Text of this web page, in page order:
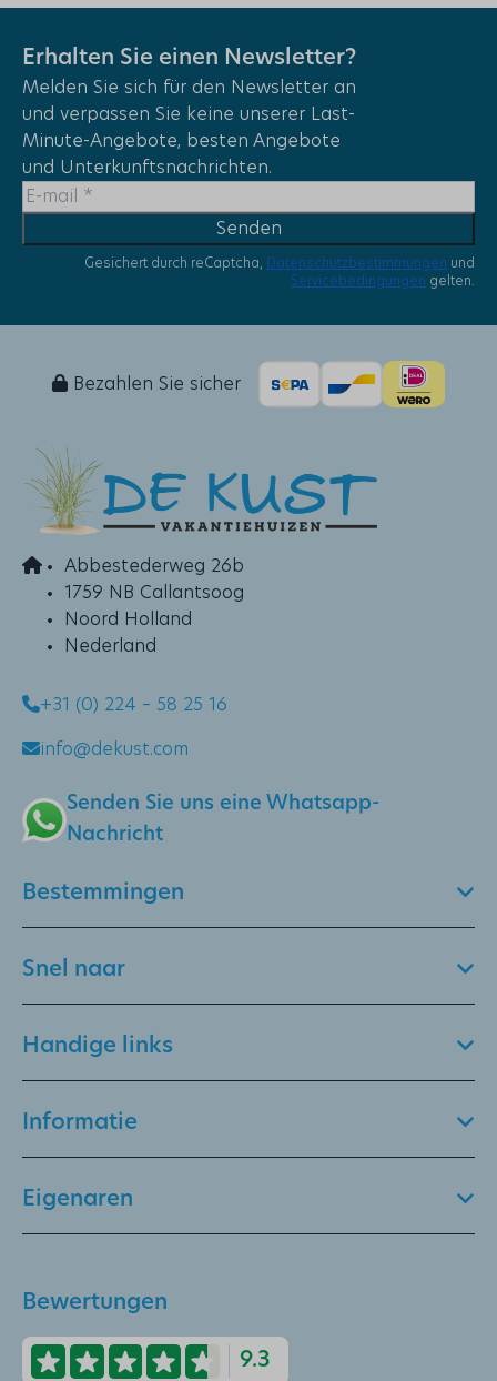
Erhalten Sie einen Newsletter?
Melden Sie sich für den Newsletter an
und verpassen Sie keine unserer Last-
Minute-Angebote, besten Angebote
und Unterkunftsnachrichten.
Senden
Gesichert durch reCaptcha, Datenschutzbestimmungen und
Servicebedingungen gelten.
Bezahlen Sie sicher
Abbestederweg 26b
1759 NB Callantsoog
Noord Holland
Nederland
+31 (0) 224 – 58 25 16
info@dekust.com
Senden Sie uns eine Whatsapp-
Nachricht
Bestemmingen
Snel naar
Handige links
Informatie
Eigenaren
Bewertungen
9.3